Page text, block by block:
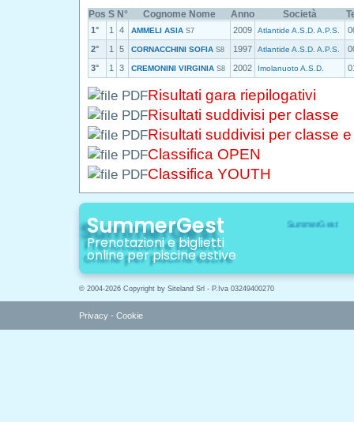
Pos S N° Cognome Nome Anno Società
1° 1 4 AMMELI ASIA S7 2009 Atlantide A.S.D. A.P.S.
2°
1 5 CORNACCHINI SOFIA S8 1997 Atlantide A.S.D. A.P.S.
3°
1 3 CREMONINI VIRGINIA S8 2002 Imolanuoto A.S.D.
Risultati gara riepilogativi
Risultati suddivisi per classe
Risultati suddivisi per classe
Classifica OPEN
Classifica YOUTH
SummerGest
Prenotazioni e biglietti
online per piscine estive
© 2004-2026 Copyright by Siteland Srl - P.Iva 03249400270
Privacy - Cookie